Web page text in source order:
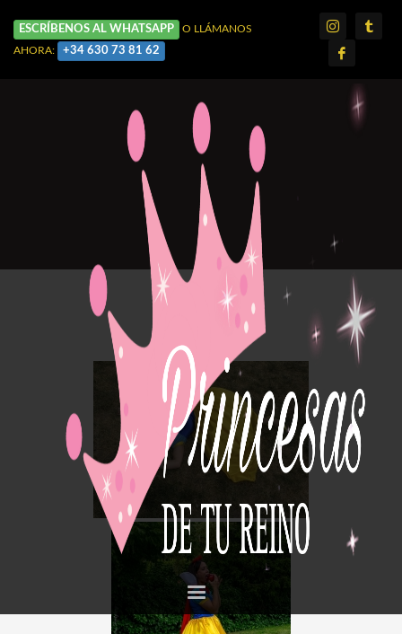
ESCRÍBENOS AL WHATSAPP
O LLÁMANOS
AHORA:
+34 630 73 81 62